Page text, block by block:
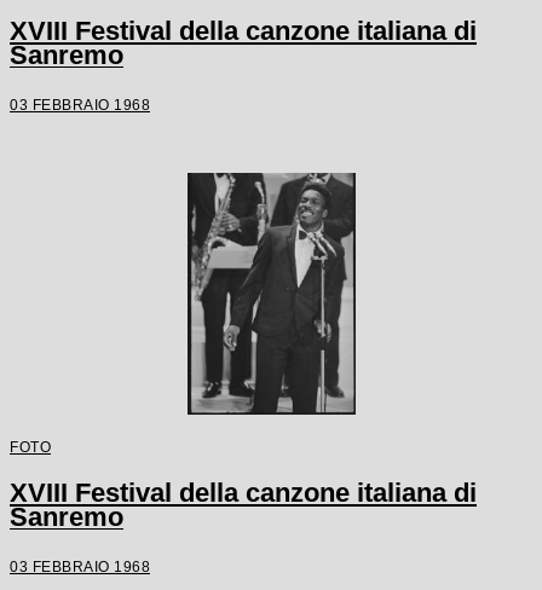
XVIII Festival della canzone italiana di
Sanremo
03 FEBBRAIO 1968
FOTO
XVIII Festival della canzone italiana di
Sanremo
03 FEBBRAIO 1968